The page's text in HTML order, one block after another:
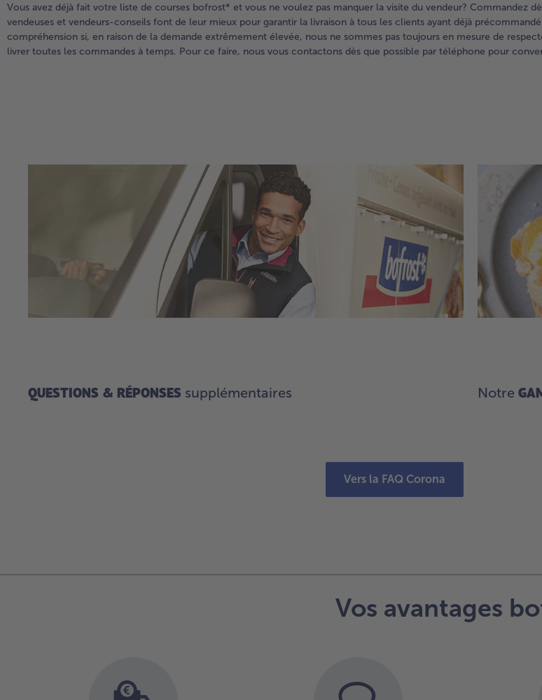
Vous avez déjà fait votre liste de courses bofrost* et vous ne voulez pas manquer la visite du vendeur? Commandez
vendeuses et vendeurs-conseils font de leur mieux pour garantir la livraison à tous les clients ayant déjà
compréhension si, en raison de la demande extrêmement élevée, nous ne sommes pas toujours en mesure de
livrer toutes les commandes à temps. Pour ce faire, nous vous contactons dès que possible par téléphone pour
QUESTIONS & RÉPONSES supplémentaires
Vers la FAQ Corona
Notre
Vos avantages